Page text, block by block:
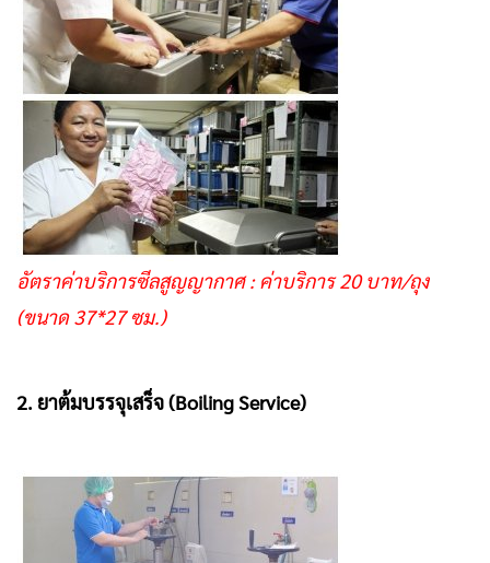
อัตราค่าบริการซีลสูญญากาศ : ค่าบริการ 20 บาท/ถุง
(ขนาด 37*27 ซม.)
2. ยาต้มบรรจุเสร็จ (Boiling Service)